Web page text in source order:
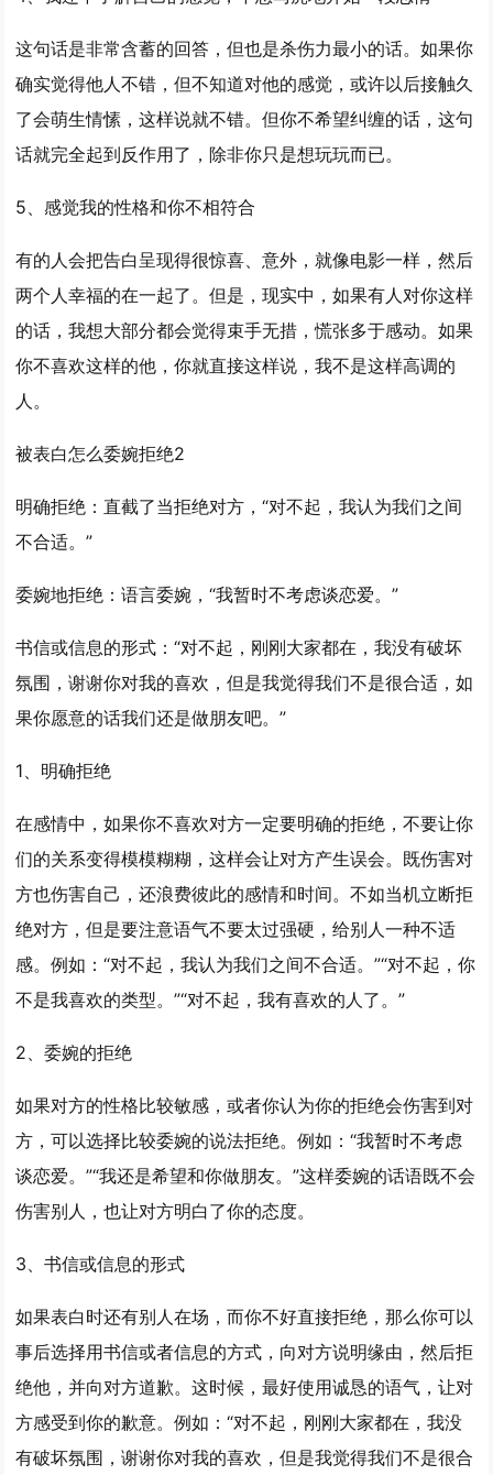
这句话是非常含蓄的回答，但也是杀伤力最小的话。如果你
确实觉得他人不错，但不知道对他的感觉，或许以后接触久
了会萌生情愫，这样说就不错。但你不希望纠缠的话，这句
话就完全起到反作用了，除非你只是想玩玩而已。
5、感觉我的性格和你不相符合
有的人会把告白呈现得很惊喜、意外，就像电影一样，然后
两个人幸福的在一起了。但是，现实中，如果有人对你这样
的话，我想大部分都会觉得束手无措，慌张多于感动。如果
你不喜欢这样的他，你就直接这样说，我不是这样高调的
人。
被表白怎么委婉拒绝2
明确拒绝：直截了当拒绝对方，“对不起，我认为我们之间
不合适。”
委婉地拒绝：语言委婉，“我暂时不考虑谈恋爱。”
书信或信息的形式：“对不起，刚刚大家都在，我没有破坏
氛围，谢谢你对我的喜欢，但是我觉得我们不是很合适，如
果你愿意的话我们还是做朋友吧。”
1、明确拒绝
在感情中，如果你不喜欢对方一定要明确的拒绝，不要让你
们的关系变得模模糊糊，这样会让对方产生误会。既伤害对
方也伤害自己，还浪费彼此的感情和时间。不如当机立断拒
绝对方，但是要注意语气不要太过强硬，给别人一种不适
感。例如：“对不起，我认为我们之间不合适。”“对不起，你
不是我喜欢的类型。”“对不起，我有喜欢的人了。”
2、委婉的拒绝
如果对方的性格比较敏感，或者你认为你的拒绝会伤害到对
方，可以选择比较委婉的说法拒绝。例如：“我暂时不考虑
谈恋爱。”“我还是希望和你做朋友。”这样委婉的话语既不会
伤害别人，也让对方明白了你的态度。
3、书信或信息的形式
如果表白时还有别人在场，而你不好直接拒绝，那么你可以
事后选择用书信或者信息的方式，向对方说明缘由，然后拒
绝他，并向对方道歉。这时候，最好使用诚恳的语气，让对
方感受到你的歉意。例如：“对不起，刚刚大家都在，我没
有破坏氛围，谢谢你对我的喜欢，但是我觉得我们不是很合